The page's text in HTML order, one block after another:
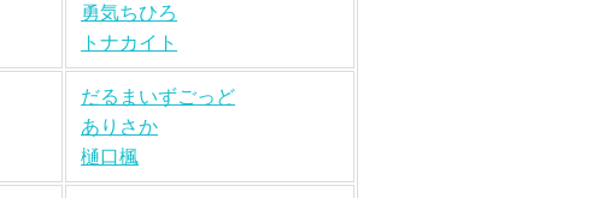
勇気ちひろ
トナカイト
だるまいずごっど
ありさか
樋口楓